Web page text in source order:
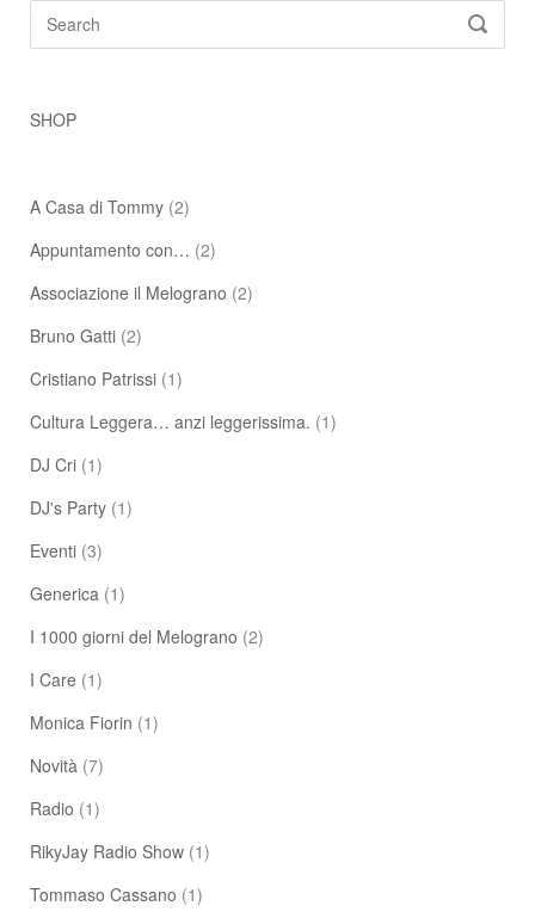
Search
SHOP
A Casa di Tommy (2)
Appuntamento con… (2)
Associazione il Melograno (2)
Bruno Gatti (2)
Cristiano Patrissi (1)
Cultura Leggera… anzi leggerissima. (1)
DJ Cri (1)
DJ's Party (1)
Eventi (3)
Generica (1)
I 1000 giorni del Melograno (2)
I Care (1)
Monica Fiorin (1)
Novità (7)
Radio (1)
RikyJay Radio Show (1)
Tommaso Cassano (1)